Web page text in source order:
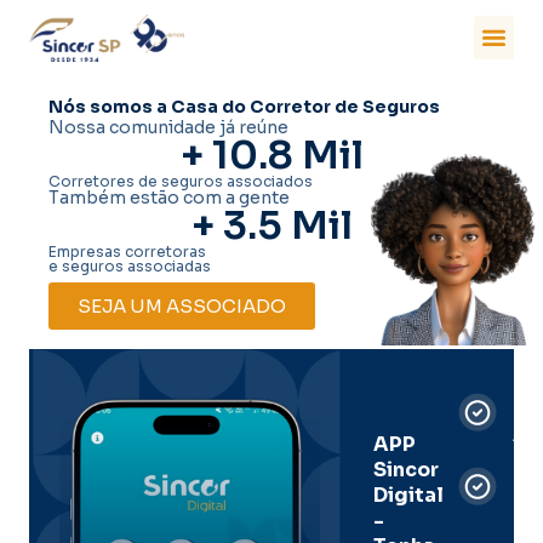
Nós somos a Casa do Corretor de Seguros
Nossa comunidade já reúne
+ 10.8 Mil
Corretores de seguros associados
Também estão com a gente
+ 3.5 Mil
Empresas corretoras
e seguros associadas
SEJA UM ASSOCIADO
APP
Sincor
Digital
-